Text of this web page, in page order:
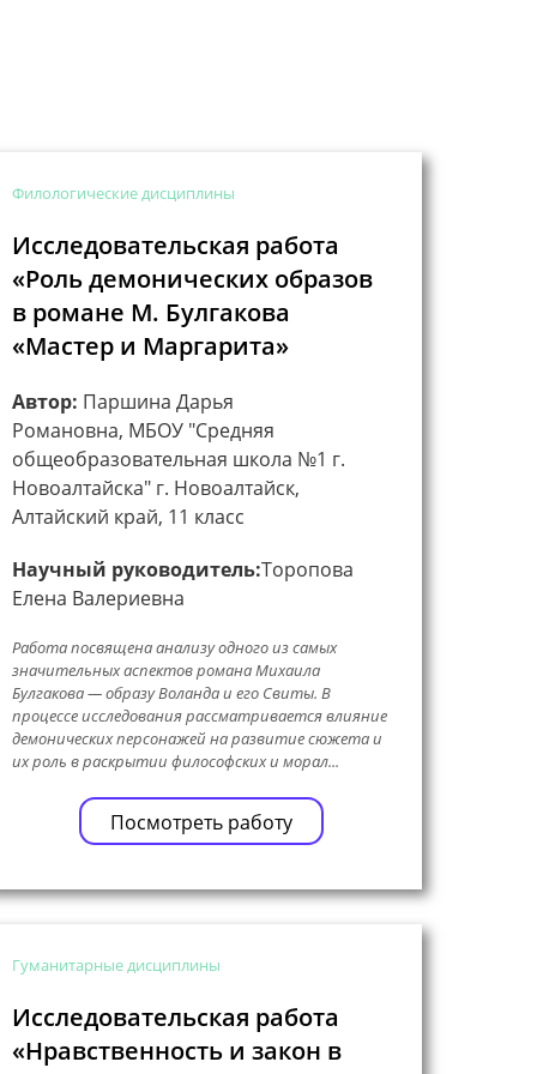
Филологические дисциплины
Исследовательская работа
«Роль демонических образов
в романе М. Булгакова
«Мастер и Маргарита»
Автор: Паршина Дарья
Романовна, МБОУ "Средняя
общеобразовательная школа №1 г.
Новоалтайска" г. Новоалтайск,
Алтайский край, 11 класс
Научный руководитель:Торопова
Елена Валериевна
Работа посвящена анализу одного из самых
значительных аспектов романа Михаила
Булгакова — образу Воланда и его Свиты. В
процессе исследования рассматривается влияние
демонических персонажей на развитие сюжета и
их роль в раскрытии философских и морал...
Посмотреть работу
Гуманитарные дисциплины
Исследовательская работа
«Нравственность и закон в